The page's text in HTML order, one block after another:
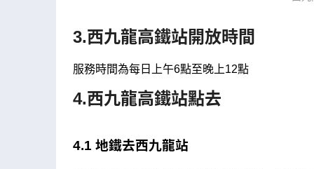
3.西九龍高鐵站開放時間
服務時間為每日上午6點至晚上12點
4.西九龍高鐵站點去
4.1 地鐵去西九龍站